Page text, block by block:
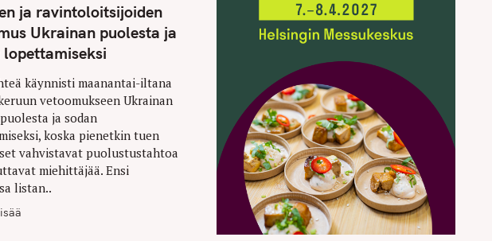
ja ravintoloitsijoiden
Ukrainan puolesta ja
lopettamiseksi
käynnisti maanantai-iltana
vetoomukseen Ukrainan
ja sodan
koska pienetkin tuen
vahvistavat puolustustahtoa
miehittäjää. Ensi
listan..